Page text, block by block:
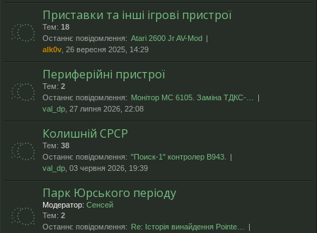
Приставки та інші ігрові пристрої
Тем: 18
Останнє повідомлення: Atari 2600 Jr AV-Mod
alk0v , 26 вересня 2025, 14:29
Периферійні пристрої
Тем: 2
Останнє повідомлення: Монітор МС 6105. Заміна ТДКС-…
val_dp , 27 липня 2026, 22:08
Колишній СРСР
Тем: 38
Останнє повідомлення: "Поиск-1" контролер В943.
val_dp , 03 червня 2026, 19:39
Парк Юрського періоду
Модератор: Сенсей
Тем: 2
Останнє повідомлення:
Re: Історія винайдення Pointe…